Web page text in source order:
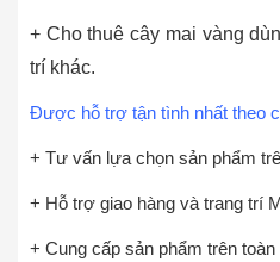
+ Cho thuê cây mai vàng
trí khác.
Được hỗ trợ tận tình nhất theo
+ Tư vấn lựa chọn sản phẩm
+ Hỗ trợ giao hàng và trang trí
+ Cung cấp sản phẩm trên toàn